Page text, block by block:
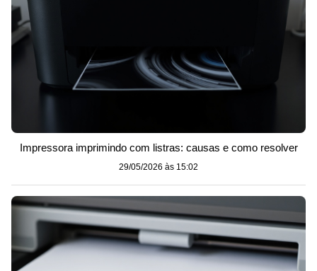
Impressora imprimindo com listras: causas e como resolver
29/05/2026 às 15:02